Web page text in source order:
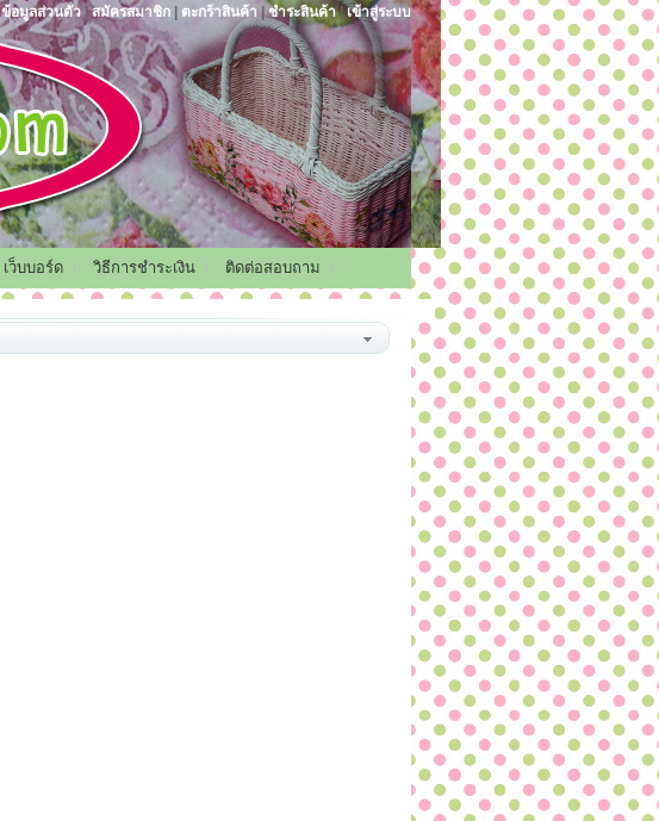
ข้อมูลส่วนตัว|สมัครสมาชิก ตะกร้าสินค้า |ชำระสินค้า|เข้าสู่ระบบ
เว็บบอร์ด วิธีการชำระเงิน ติดต่อสอบถาม